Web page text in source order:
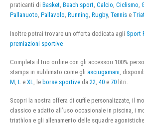
praticanti di Basket, Beach sport, Calcio, Ciclismo,
Pallanuoto, Pallavolo, Running, Rugby, Tennis e
Inoltre potrai trovare un offerta dedicata agli Sport
premiazioni sportive
Completa il tuo ordine con gli accessori 100%
stampa in sublimato come gli asciugamani ,
M L e XL , le borse sportive da 22 40 e 70 litri.
Scopri la nostra offera di cuffie personalizzate, il
classico e adatto all’uso occasionale in piscina, i
triathlon e gli allenamento delle squadre